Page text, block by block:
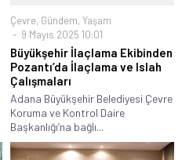
Çevre, Gündem, Yaşam
9 Mayıs 2025 10:01
Büyükşehir İlaçlama Ekibinden
Pozantı’da İlaçlama ve Islah
Çalışmaları
Adana Büyükşehir Belediyesi Çevre
Koruma ve Kontrol Daire
Başkanlığı’na bağlı...